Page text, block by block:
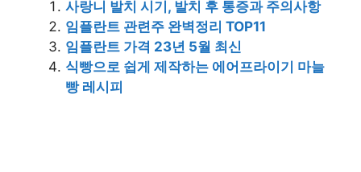
사랑니 발치 시기, 발치 후 통증과 주의사항
임플란트 관련주 완벽정리 TOP11
임플란트 가격 23년 5월 최신
식빵으로 쉽게 제작하는 에어프라이기 마늘
빵 레시피